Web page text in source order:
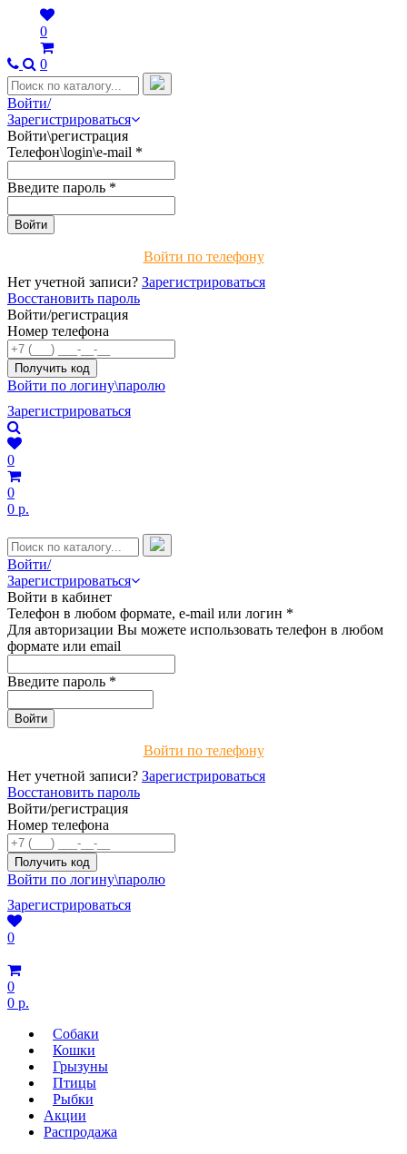
0
0
Войти/
Зарегистрироваться
Войти\регистрация
Телефон\login\e-mail *
Введите пароль *
Войти по телефону
Нет учетной записи? Зарегистрироваться
Восстановить пароль
Войти/регистрация
Номер телефона
Войти по логину\паролю
Зарегистрироваться
0
0
0 р.
Войти/
Зарегистрироваться
Войти в кабинет
Телефон в любом формате, e-mail или логин *
Для авторизации Вы можете использовать телефон в любом
формате или email
Введите пароль *
Войти по телефону
Нет учетной записи? Зарегистрироваться
Восстановить пароль
Войти/регистрация
Номер телефона
Войти по логину\паролю
Зарегистрироваться
0
0
0 р.
Собаки
Кошки
Грызуны
Птицы
Рыбки
Акции
Распродажа